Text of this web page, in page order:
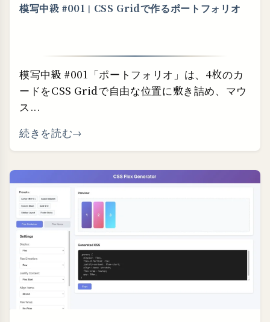
模写中級 #001 | CSS Gridで作るポートフォリオ
模写中級 #001「ポートフォリオ」は、4枚のカ
ードをCSS Gridで自由な位置に敷き詰め、マウ
ス...
続きを読む